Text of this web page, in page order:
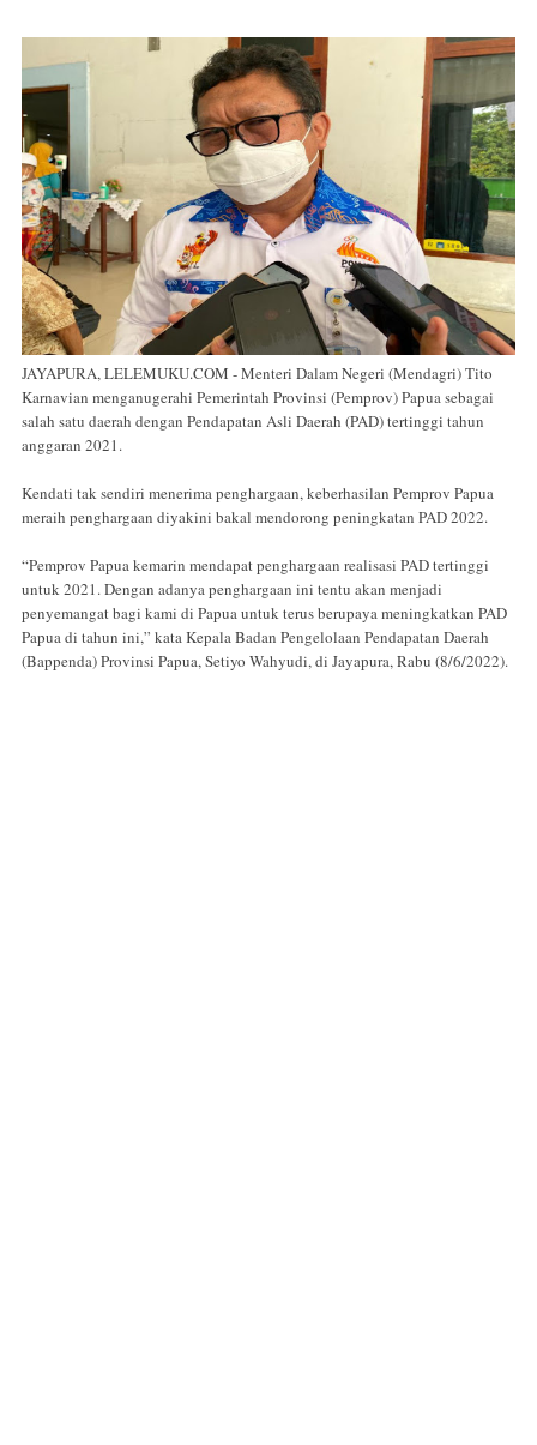
JAYAPURA, LELEMUKU.COM - Menteri Dalam Negeri (Mendagri) Tito
Karnavian menganugerahi Pemerintah Provinsi (Pemprov) Papua sebagai
salah satu daerah dengan Pendapatan Asli Daerah (PAD) tertinggi tahun
anggaran 2021.
Kendati tak sendiri menerima penghargaan, keberhasilan Pemprov Papua
meraih penghargaan diyakini bakal mendorong peningkatan PAD 2022.
“Pemprov Papua kemarin mendapat penghargaan realisasi PAD tertinggi
untuk 2021. Dengan adanya penghargaan ini tentu akan menjadi
penyemangat bagi kami di Papua untuk terus berupaya meningkatkan PAD
Papua di tahun ini,” kata Kepala Badan Pengelolaan Pendapatan Daerah
(Bappenda) Provinsi Papua, Setiyo Wahyudi, di Jayapura, Rabu (8/6/2022).